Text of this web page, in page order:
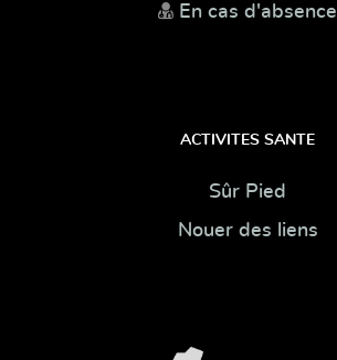
En cas d'absence
ACTIVITES SANTE
Sûr Pied
Nouer des liens